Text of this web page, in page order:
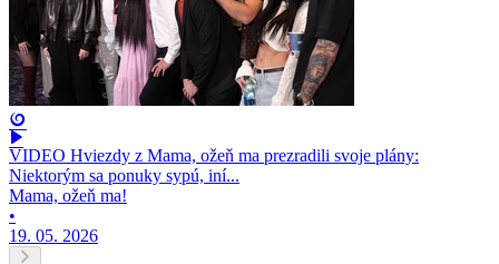
VIDEO Hviezdy z Mama, ožeň ma prezradili svoje plány:
Niektorým sa ponuky sypú, iní...
Mama, ožeň ma!
•
19. 05. 2026